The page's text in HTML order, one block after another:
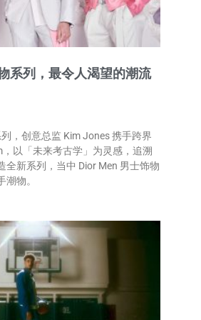
系列，最令人渴望的潮流
，创意总监 Kim Jones 携手跨界
以「未来考古学」为灵感，追溯
全新系列，当中 Dior Men 男士饰物
物。